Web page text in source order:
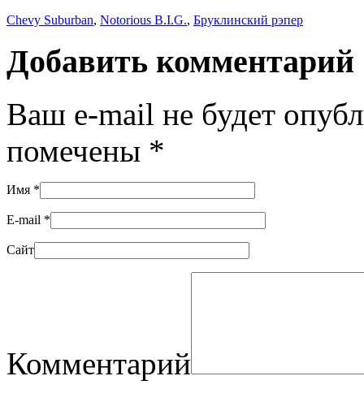
Chevy Suburban, Notorious B.I.G., Бруклинский рэпер
Добавить комментарий
Ваш e-mail не будет
помечены *
Имя *
E-mail *
Сайт
Комментарий